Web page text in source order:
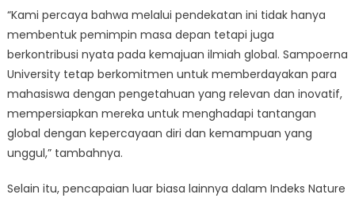
“Kami percaya bahwa melalui pendekatan ini tidak hanya
membentuk pemimpin masa depan tetapi juga
berkontribusi nyata pada kemajuan ilmiah global. Sampoerna
University tetap berkomitmen untuk memberdayakan para
mahasiswa dengan pengetahuan yang relevan dan inovatif,
mempersiapkan mereka untuk menghadapi tantangan
global dengan kepercayaan diri dan kemampuan yang
unggul,” tambahnya.
Selain itu, pencapaian luar biasa lainnya dalam Indeks Nature